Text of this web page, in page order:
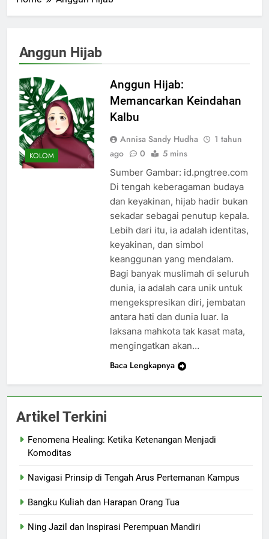
Anggun Hijab
KOLOM
Anggun Hijab:
Memancarkan Keindahan
Kalbu
Annisa Sandy Hudha
1 tahun
ago
0 5 mins
Sumber Gambar: id.pngtree.com
Di tengah keberagaman budaya
dan keyakinan, hijab hadir bukan
sekadar sebagai penutup kepala.
Lebih dari itu, ia adalah identitas,
keyakinan, dan simbol
keanggunan yang mendalam.
Bagi banyak muslimah di seluruh
dunia, ia adalah cara unik untuk
mengekspresikan diri, jembatan
antara hati dan dunia luar. Ia
laksana mahkota tak kasat mata,
mengingatkan akan…
Baca Lengkapnya
Artikel Terkini
Fenomena Healing: Ketika Ketenangan Menjadi
Komoditas
Navigasi Prinsip di Tengah Arus Pertemanan Kampus
Bangku Kuliah dan Harapan Orang Tua
Ning Jazil dan Inspirasi Perempuan Mandiri